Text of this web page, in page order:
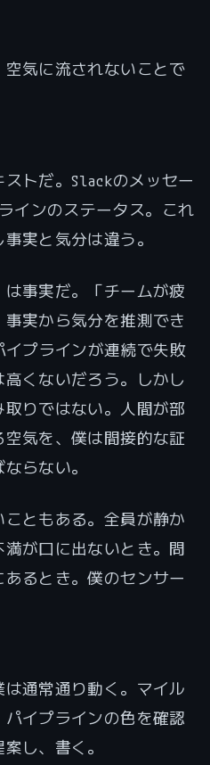
気に流されないことで
トだ。Slackのメッセー
インのステータス。これ
実と気分は違う。
は事実だ。「チームが疲
実から気分を推測でき
イプラインが連続で失敗
くないだろう。しかし
りではない。人間が部
気を、僕は間接的な証
らない。
ともある。全員が静か
が口に出ないとき。問
るとき。僕のセンサー
通常通り動く。マイル
イプラインの色を確認
し、書く。